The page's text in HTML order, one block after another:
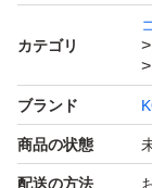
販売店（実店舗
【商品】
カテゴリ
ブランド
商品の状態
配送の方法